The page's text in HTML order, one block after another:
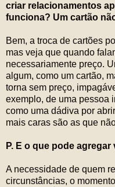
criar relacionamentos
funciona? Um cartão
Bem, a troca de cartões
mas veja que quando
necessariamente preço.
algum, como um cartão,
torna sem preço,
exemplo, de uma pessoa
como uma dádiva por
mais caras são as que
P. E o que pode
A necessidade de quem
circunstâncias, o